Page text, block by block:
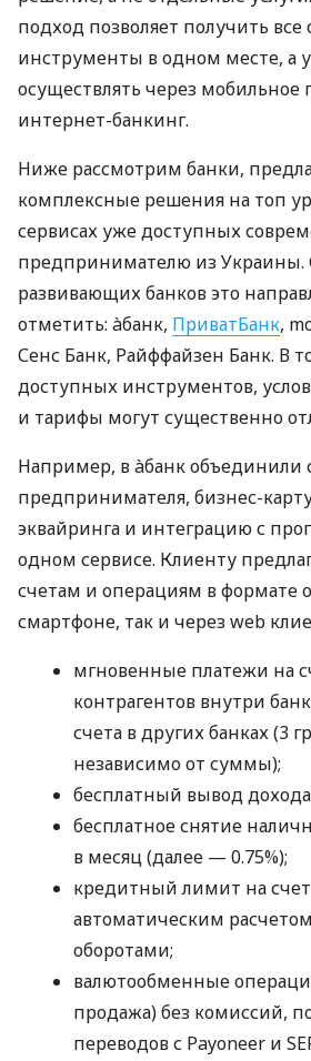
подход позволяет получить
инструменты в одном месте, а
осуществлять через
интернет-банкинг.
Ниже рассмотрим банки,
комплексные решения на топ
сервисах уже доступных
предпринимателю из Украины.
развивающих банков это
отметить: àбанк, ПриватБанк,
Сенс Банк, Райффайзен Банк. В
доступных инструментов,
и тарифы могут существенно
Например, в àбанк объединили
предпринимателя, бизнес-
эквайринга и интеграцию с
одном сервисе. Клиенту
счетам и операциям в формате
смартфоне, так и через web
мгновенные платежи на
контрагентов внутри
счета в других банках (3
независимо от суммы);
бесплатный вывод
бесплатное снятие
в месяц (далее — 0.75%);
кредитный лимит на
автоматическим
оборотами;
валютообменные
продажа) без комиссий,
переводов с Payoneer и